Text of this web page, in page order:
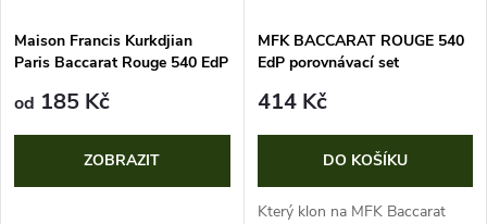
p
r
s
p
r
o
Maison Francis Kurkdjian
Paris Baccarat Rouge 540 EdP
od 185 Kč
ZOBRAZIT
MFK BACCARAT ROUGE 540
EdP porovnávací set
414 Kč
DO KOŠÍKU
Který klon na MFK Baccarat